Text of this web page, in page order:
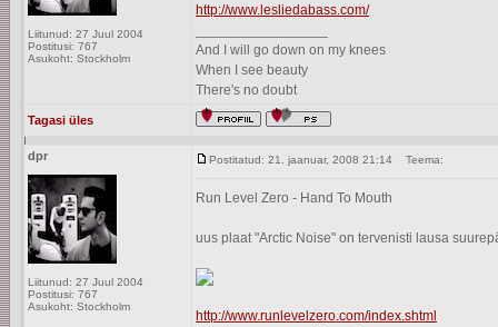
Liitunud: 27 Juul 2004
Postitusi: 767
Asukoht: Stockholm
http://www.lesliedabass.com/
And I will go down on my knees
When I see beauty
There's no doubt
Tagasi üles
dpr
Liitunud: 27 Juul 2004
Postitusi: 767
Asukoht: Stockholm
Postitatud: 21. jaanuar, 2008 21:14 Teema:
Run Level Zero - Hand To Mouth
uus plaat "Arctic Noise" on tervenisti lausa
http://www.runlevelzero.com/index.shtml